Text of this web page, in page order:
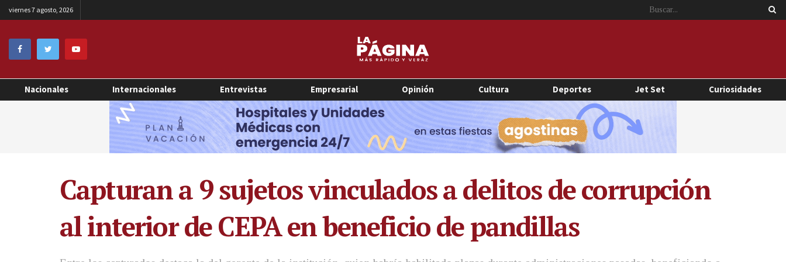
viernes 7 agosto, 2026
Nacionales Internacionales Entrevistas Empresarial Opinión Cultura Deportes Jet Set Curiosidades
Capturan a 9 sujetos vinculados a delitos de corrupción
al interior de CEPA en beneficio de pandillas